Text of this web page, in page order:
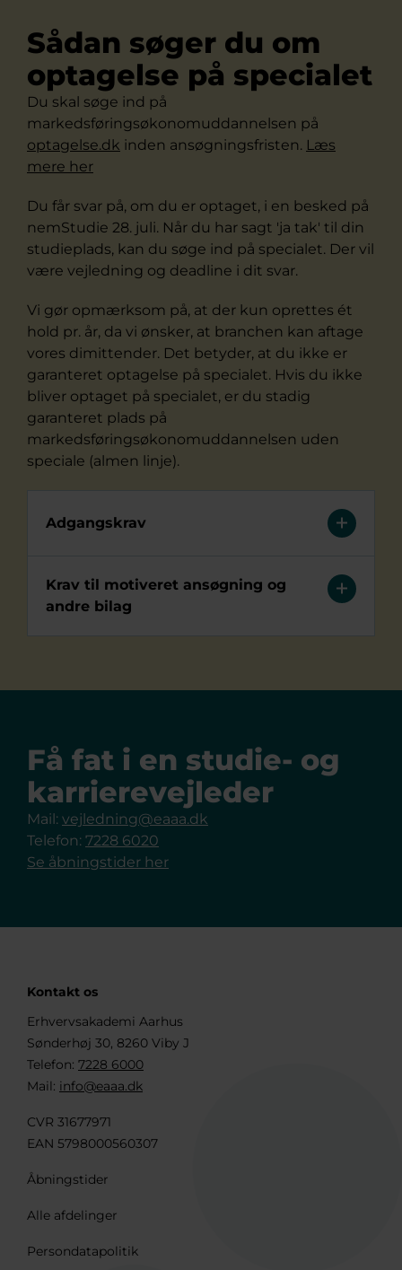
Sådan søger du om
optagelse på specialet
Du skal søge ind på
markedsføringsøkonomuddannelsen på
optagelse.dk inden ansøgningsfristen. Læs
mere her
Du får svar på, om du er optaget, i en besked på
nemStudie 28. juli. Når du har sagt 'ja tak' til din
studieplads, kan du søge ind på specialet. Der vil
være vejledning og deadline i dit svar.
Vi gør opmærksom på, at der kun oprettes ét
hold pr. år, da vi ønsker, at branchen kan aftage
vores dimittender. Det betyder, at du ikke er
garanteret optagelse på specialet. Hvis du ikke
bliver optaget på specialet, er du stadig
garanteret plads på
markedsføringsøkonomuddannelsen uden
speciale (almen linje).
Adgangskrav
Krav til motiveret ansøgning og
andre bilag
Få fat i en studie- og
karrierevejleder
Mail: vejledning@eaaa.dk
Telefon: 7228 6020
Se åbningstider her
Kontakt os
Erhvervsakademi Aarhus
Sønderhøj 30, 8260 Viby J
Telefon: 7228 6000
Mail: info@eaaa.dk
CVR 31677971
EAN 5798000560307
Åbningstider
Alle afdelinger
Persondatapolitik